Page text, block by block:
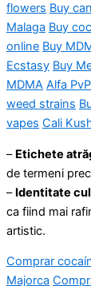
flowers Buy
Malaga Buy
online Buy
Ecstasy Buy
MDMA Alfa PvP
weed strains
vapes Cali
– Etichete
de termeni
– Identitate
ca fiind mai
artistic.
Comprar
Majorca